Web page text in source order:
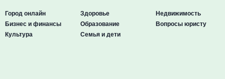
Город онлайн
Бизнес и финансы
Культура
Здоровье
Образование
Семья и дети
Недвижимость
Вопросы юристу